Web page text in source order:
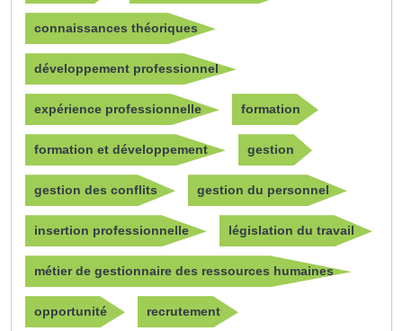
connaissances théoriques
développement professionnel
expérience professionnelle formation
formation et développement gestion
gestion des conflits gestion du personnel
insertion professionnelle législation du travail
métier de gestionnaire des ressources humaines
opportunité recrutement